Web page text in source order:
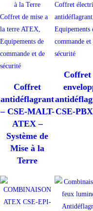
Coffret de mise a
la terre ATEX,
Equipements de
commande et de
sécurité
Coffret
antidéflagrant
– CSE-MALT-
ATEX –
Système de
Mise à la
Terre
Coffret
antidéflagrant,
Equipements
commande et
sécurité
Coffret
CSE-